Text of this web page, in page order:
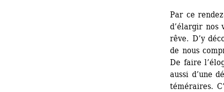
Par ce
d’élargir nos
rêve. D’y
de nous
De faire
aussi d’une
téméraires.